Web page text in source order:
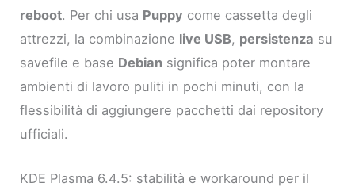
reboot. Per chi usa Puppy come cassetta degli
attrezzi, la combinazione live USB, persistenza su
savefile e base Debian significa poter montare
ambienti di lavoro puliti in pochi minuti, con la
flessibilità di aggiungere pacchetti dai repository
ufficiali.
KDE Plasma 6.4.5: stabilità e workaround per il